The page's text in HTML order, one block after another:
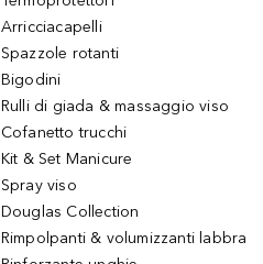
Arricciacapelli
Spazzole rotanti
Bigodini
Rulli di giada & massaggio viso
Cofanetto trucchi
Kit & Set Manicure
Spray viso
Douglas Collection
Rimpolpanti & volumizzanti labbra